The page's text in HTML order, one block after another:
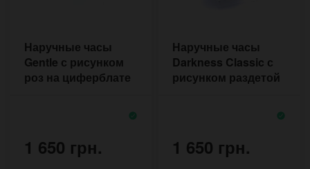
Наручные часы
Gentle с рисунком
роз на циферблате
1 650 грн.
Наручные часы
Darkness Classic с
рисунком раздетой
1 650 грн.